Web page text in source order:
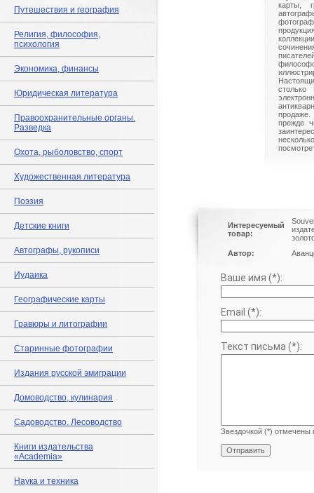
Путешествия и география
Религия, философия,
психология
Экономика, финансы
Юридическая литература
Правоохранительные органы.
Разведка
Охота, рыболовство, спорт
Художественная литература
Поэзия
Детские книги
Автографы, рукописи
Иудаика
Географические карты
Гравюры и литографии
Старинные фотографии
Издания русской эмиграции
Домоводство, кулинария
Садоводство. Лесоводство
Книги издательства
«Academia»
Наука и техника
карты,
столько
прежде
Интересуемый
товар:
Автор:
Ваше имя (*):
Email (*):
Текст письма (*):
Звездочкой (*) отмечены